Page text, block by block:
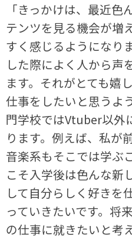
「きっかけは、最近
テンツを見る機会が増
すく感じるようになり
した際によく人から声
ます。それがとても嬉
仕事をしたいと思うよ
門学校ではVtuber以外
ります。例えば、私が
音楽系もそこでは学ぶ
こそ入学後は色んな新
して自分らしく好きを
っていきたいです。将
の仕事に就きたいと考